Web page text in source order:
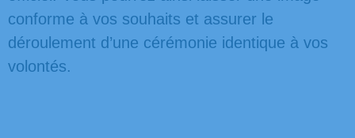
conforme à vos souhaits et assurer le
déroulement d’une cérémonie identique à vos
volontés.